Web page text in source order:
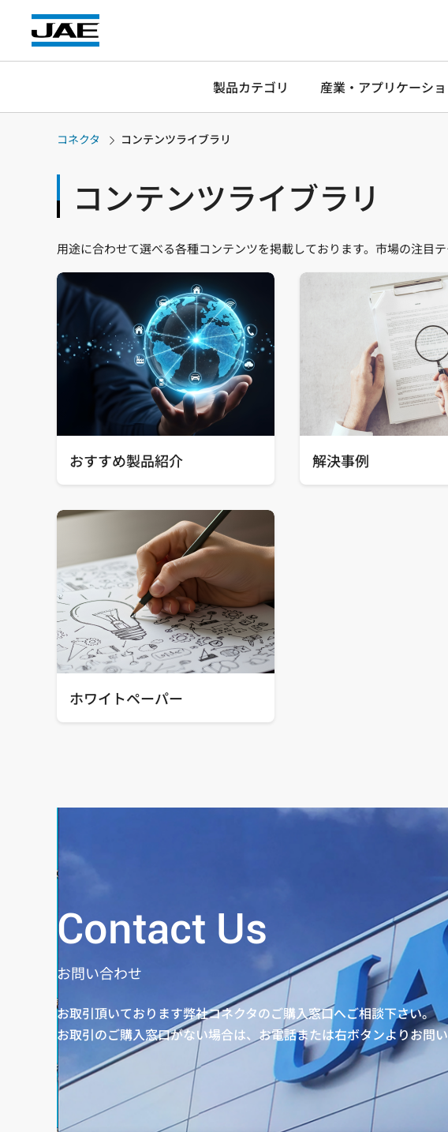
製品カテゴリ 産業・アプリケーシ
コネクタ コンテンツライブラリ
コンテンツライブラリ
用途に合わせて選べる各種コンテンツを掲載しております。市場の注目
おすすめ製品紹介 解決事例
ホワイトペーパー
Contact Us
お問い合わせ
お取引頂いております弊社コネクタのご購入窓口へご相談下さい。
お取引のご購入窓口がない場合は、お電話または右ボタンよりお問